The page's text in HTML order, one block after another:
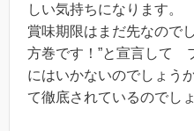
しい気持ちになります。
賞味期限はまだ先なので
方巻です！”と宣言して
にはいかないのでしょ
て徹底されているのでし